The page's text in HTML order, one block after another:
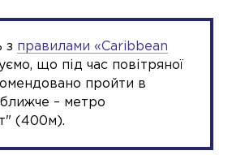
з правилами «Сaribbean
що під час повітряної
пройти в
– метро
(400м).